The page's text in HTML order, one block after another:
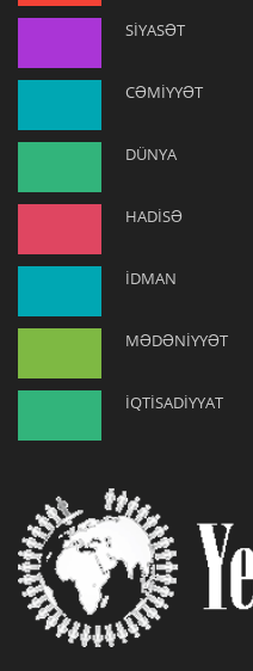
SİYASƏT
CƏMİYYƏT
DÜNYA
HADİSƏ
İDMAN
MƏDƏNİYYƏT
İQTİSADİYYAT